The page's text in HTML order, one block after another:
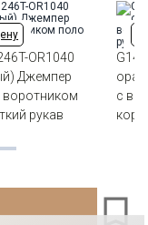
OR1040
Джемпер
рукав
с